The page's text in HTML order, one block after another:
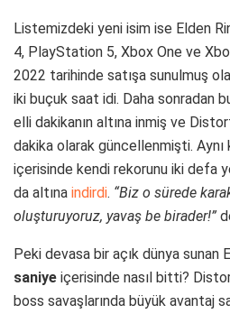
Listemizdeki yeni isim ise Elden
4, PlayStation 5, Xbox One ve
2022 tarihinde satışa sunulmuş
iki buçuk saat idi. Daha sonradan
elli dakikanın altına inmiş ve
dakika olarak güncellenmişti. Aynı
içerisinde kendi rekorunu iki defa
da altına indirdi. “Biz o sürede
oluşturuyoruz, yavaş be birader!”
Peki devasa bir açık dünya sunan
saniye içerisinde nasıl bitti?
boss savaşlarında büyük avantaj